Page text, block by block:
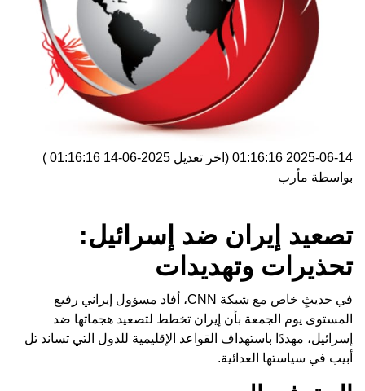
2025-06-14 01:16:16 (اخر تعديل 2025-06-14 01:16:16
)
بواسطة مأرب
تصعيد إيران ضد إسرائيل:
تحذيرات وتهديدات
في حديثٍ خاص مع شبكة CNN، أفاد مسؤول إيراني رفيع
المستوى يوم الجمعة بأن إيران تخطط لتصعيد هجماتها ضد
إسرائيل، مهددًا باستهداف القواعد الإقليمية للدول التي تساند تل
أبيب في سياستها العدائية.